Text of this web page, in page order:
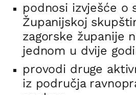
podnosi izvješće o
Županijskoj
zagorske županije
jednom u dvije
provodi druge
iz područja